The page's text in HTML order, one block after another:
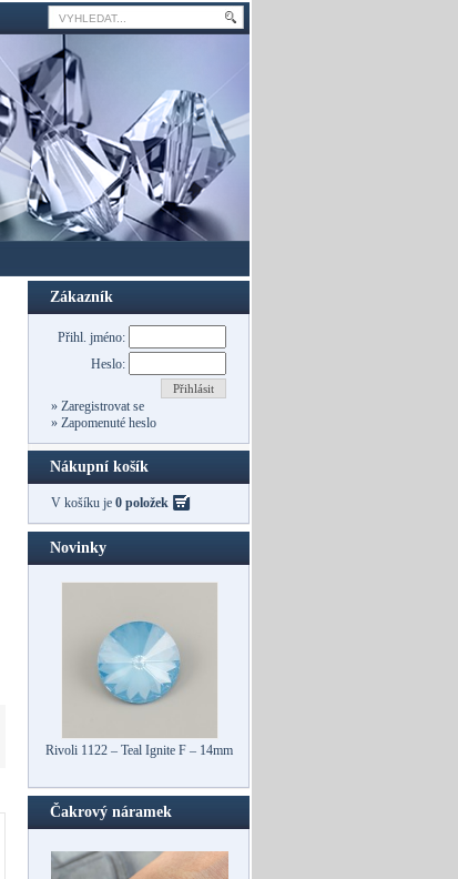
Zákazník
Přihl. jméno:
Heslo:
Přihlásit
»Zaregistrovat se
»Zapomenuté heslo
Nákupní košík
V košíku je 0 položek
Novinky
Rivoli 1122 – Teal Ignite F – 14mm
Čakrový náramek